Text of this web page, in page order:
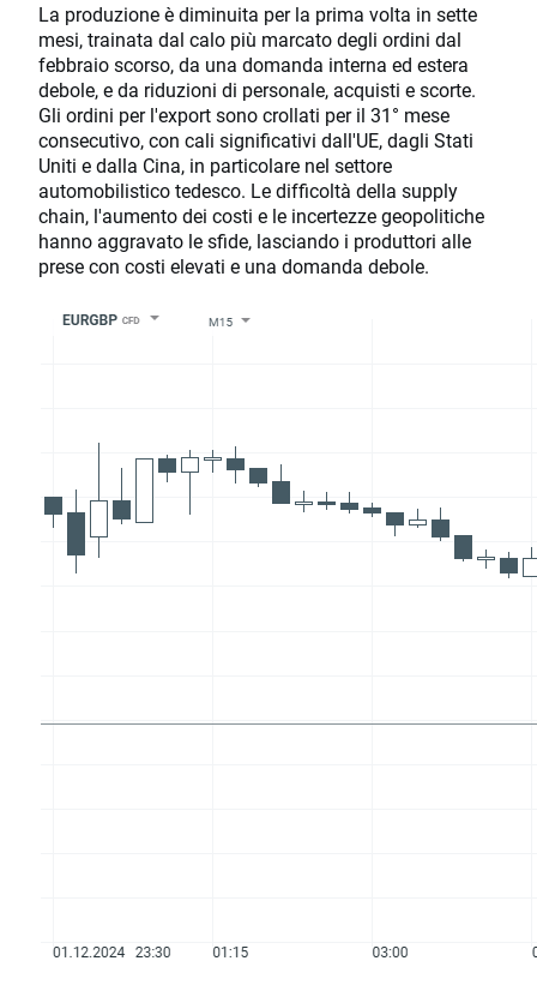
La produzione è diminuita per la prima volta in sette
mesi, trainata dal calo più marcato degli ordini dal
febbraio scorso, da una domanda interna ed estera
debole, e da riduzioni di personale, acquisti e scorte.
Gli ordini per l'export sono crollati per il 31° mese
consecutivo, con cali significativi dall'UE, dagli Stati
Uniti e dalla Cina, in particolare nel settore
automobilistico tedesco. Le difficoltà della supply
chain, l'aumento dei costi e le incertezze geopolitiche
hanno aggravato le sfide, lasciando i produttori alle
prese con costi elevati e una domanda debole.